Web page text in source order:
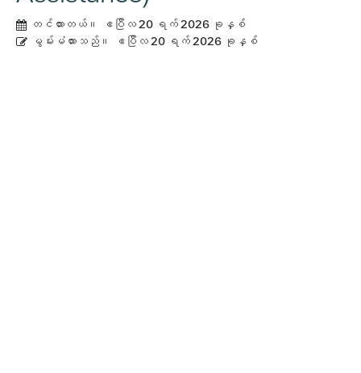
တင်ထားတယ်။
ဧပြီလ 20 ရက် 2026 ခုနှစ်
မွမ်းမံထားသည်။
ဧပြီလ 20 ရက် 2026 ခုနှစ်